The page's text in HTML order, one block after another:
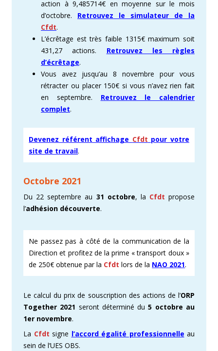
action à 9,485714€ en moyenne sur le mois
d’octobre. Retrouvez le simulateur de la
Cfdt.
L’écrêtage est très faible 1315€ maximum soit
431,27 actions. Retrouvez les règles
d’écrêtage.
Vous avez jusqu’au 8 novembre pour vous
rétracter ou placer 150€ si vous n’avez rien fait
en septembre. Retrouvez le calendrier
complet.
Devenez référent affichage Cfdt pour votre
site de travail.
Octobre 2021
Du 22 septembre au 31 octobre, la Cfdt propose
l’adhésion découverte.
Ne passez pas à côté de la communication de la
Direction et profitez de la prime « transport doux »
de 250€ obtenue par la Cfdt lors de la NAO 2021.
Le calcul du prix de souscription des actions de l’ORP
Together 2021 seront déterminé du5 octobre au
1er novembre.
La Cfdt signe l’accord égalité professionnelle au
sein de l’UES OBS.